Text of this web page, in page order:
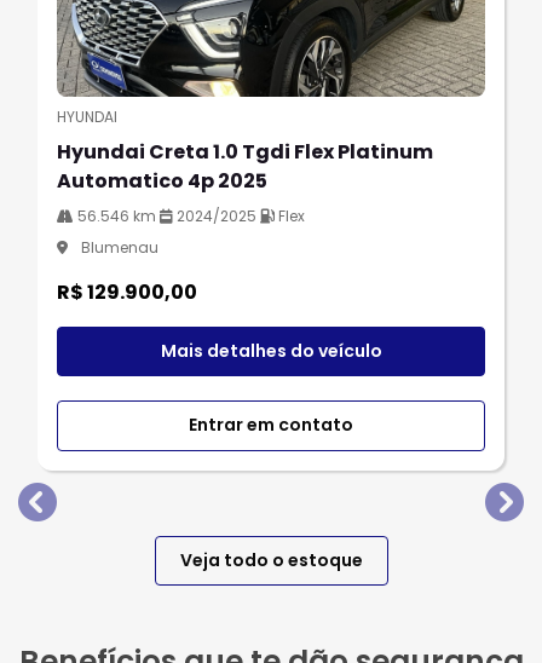
HYUNDAI
Hyundai Creta 1.0 Tgdi Flex Platinum
Automatico 4p 2025
56.546 km 2024/2025
Flex
Blumenau
R$ 129.900,00
Mais detalhes do veículo
Entrar em contato
templates.template-
Veja todo o estoque